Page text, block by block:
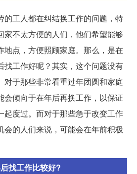
的工人都在纠结换工作的问题，特
家不太方便的人们，他们希望能够
地点，方便照顾家庭。那么，是在
找工作好呢？其实，这个问题没有
对于那些非常看重过年团圆和家庭
会倾向于在年后再换工作，以保证
起度过。而对于那些急于改变工作
会的人们来说，可能会在年前积极
找工作比较好?